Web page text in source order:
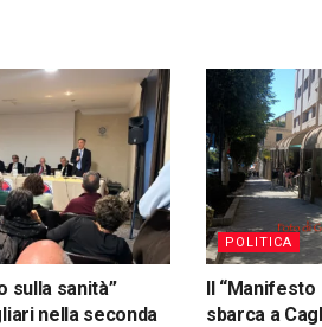
sulla sanità”
nella seconda
POLITICA
Il “Manifesto
sbarca a